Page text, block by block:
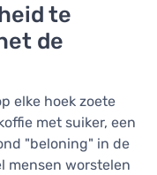
te
de
elke hoek zoete
met suiker, een
"beloning" in de
mensen worstelen